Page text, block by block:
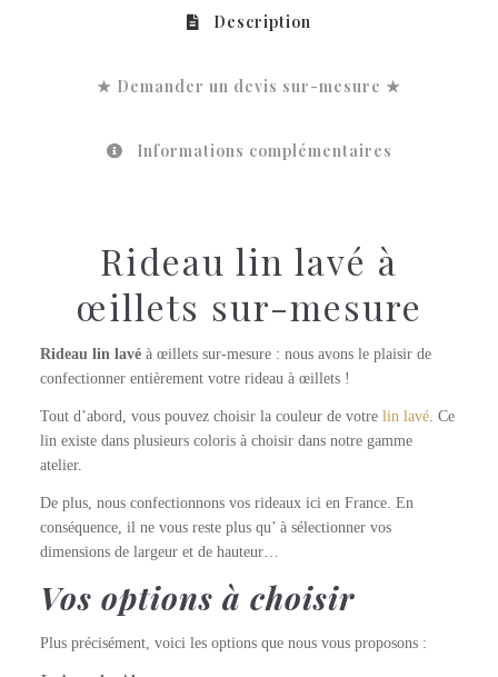
Description
★ Demander un devis sur-mesure ★
Informations complémentaires
Rideau lin lavé à
œillets sur-mesure
Rideau lin lavéà œillets sur-mesure : nous avons le plaisir de
confectionner entièrement votre rideau à œillets !
Tout d’abord, vous pouvez choisir la couleur de votre lin lavé. Ce
lin existe dans plusieurs coloris à choisir dans notre gamme
atelier.
De plus, nous confectionnons vos rideaux ici en France. En
conséquence, il ne vous reste plus qu’ à sélectionner vos
dimensions de largeur et de hauteur…
Vos options à choisir
Plus précisément, voici les options que nous vous proposons :